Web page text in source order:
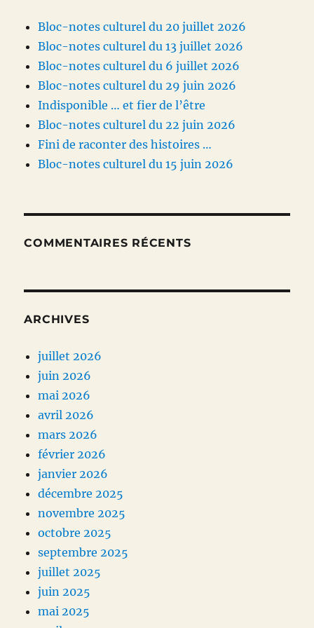
Bloc-notes culturel du 20 juillet 2026
Bloc-notes culturel du 13 juillet 2026
Bloc-notes culturel du 6 juillet 2026
Bloc-notes culturel du 29 juin 2026
Indisponible … et fier de l’être
Bloc-notes culturel du 22 juin 2026
Fini de raconter des histoires …
Bloc-notes culturel du 15 juin 2026
COMMENTAIRES RÉCENTS
ARCHIVES
juillet 2026
juin 2026
mai 2026
avril 2026
mars 2026
février 2026
janvier 2026
décembre 2025
novembre 2025
octobre 2025
septembre 2025
juillet 2025
juin 2025
mai 2025